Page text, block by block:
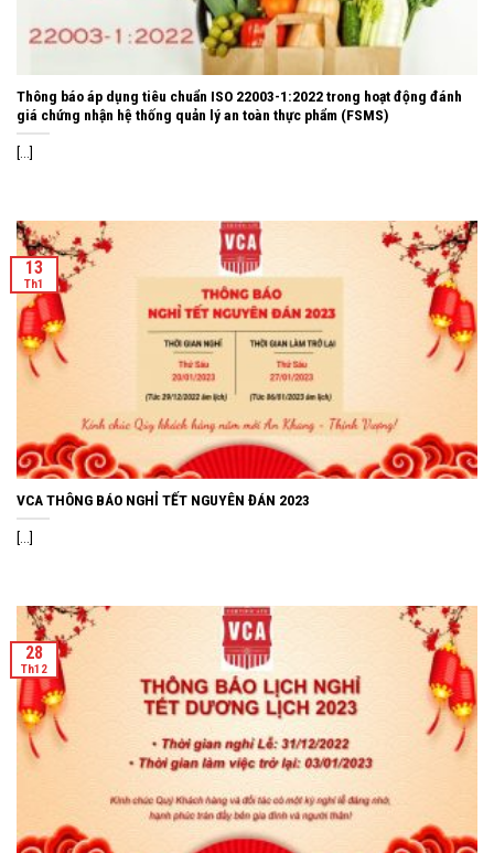
Thông báo áp dụng tiêu chuẩn ISO 22003-1:2022 trong hoạt động đánh
giá chứng nhận hệ thống quản lý an toàn thực phẩm (FSMS)
[...]
VCA THÔNG BÁO NGHỈ TẾT NGUYÊN ĐÁN 2023
[...]
13
Th1
28
Th12